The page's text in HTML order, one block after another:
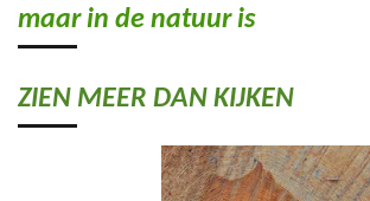
maar in de natuur is
ZIEN MEER DAN KIJKEN